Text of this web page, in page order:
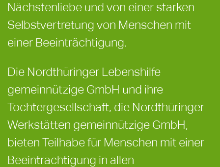
Nächstenliebe und von einer starken
Selbstvertretung von Menschen mit
einer Beeinträchtigung.
Die Nordthüringer Lebenshilfe
gemeinnützige GmbH und ihre
Tochtergesellschaft, die Nordthüringer
Werkstätten gemeinnützige GmbH,
bieten Teilhabe für Menschen mit einer
Beeinträchtigung in allen